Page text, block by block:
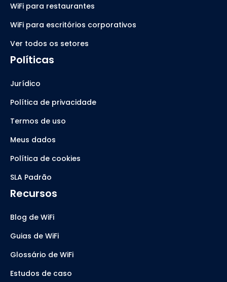
WiFi para restaurantes
WiFi para escritórios corporativos
Ver todos os setores
Políticas
Jurídico
Política de privacidade
Termos de uso
Meus dados
Política de cookies
SLA Padrão
Recursos
Blog de WiFi
Guias de WiFi
Glossário de WiFi
Estudos de caso